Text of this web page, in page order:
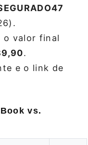
o valor final
.
e o link de
vs.